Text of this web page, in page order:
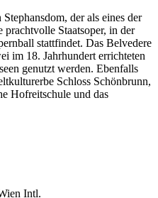
der als eines der
Staatsoper, in der
stattfindet. Das Belvedere
im 18. Jahrhundert errichteten
genutzt werden. Ebenfalls
Schloss Schönbrunn,
Hofreitschule und das
Intl.